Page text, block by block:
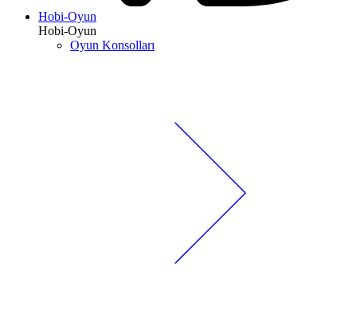
Hobi-Oyun
Hobi-Oyun
Oyun Konsolları